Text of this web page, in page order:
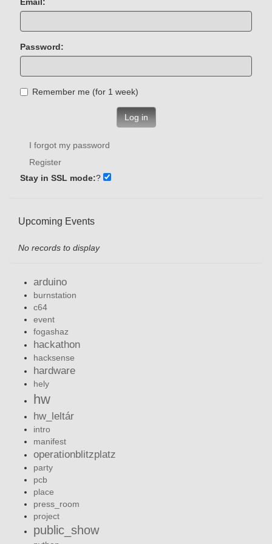
Password:
Remember me (for 1 week)
Log in
I forgot my password
Register
Stay in SSL mode:?
Upcoming Events
No records to display
arduino
burnstation
c64
event
fogashaz
hackathon
hacksense
hardware
hely
hw
hw_leltár
intro
manifest
operationblitzplatz
party
pcb
place
press_room
project
public_show